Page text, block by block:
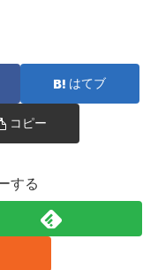
はてブ
コピー
する